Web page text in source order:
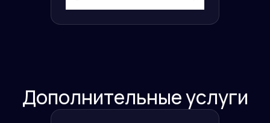
Дополнительные услуги